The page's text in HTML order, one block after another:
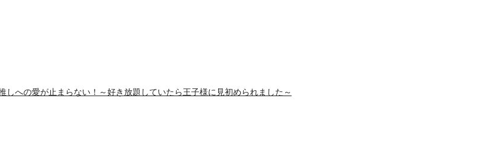
に近づきたいマリアと、迫りくるアル…三つ巴の王宮ファンタジーがここ
ｓ fantasy Vol.32に収録されています。重複購入にご注意ください)
しへの愛が止まらない！～好き放題していたら王子様に見初められました～